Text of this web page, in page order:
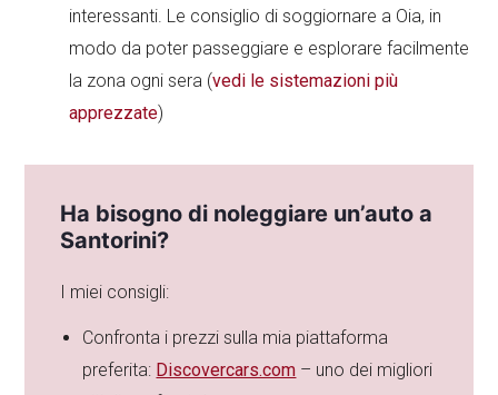
interessanti. Le consiglio di soggiornare a Oia, in
modo da poter passeggiare e esplorare facilmente
la zona ogni sera (vedi le sistemazioni più
apprezzate)
Ha bisogno di noleggiare un’auto a
Santorini?
I miei consigli:
Confronta i prezzi sulla mia piattaforma
preferita: Discovercars.com – uno dei migliori